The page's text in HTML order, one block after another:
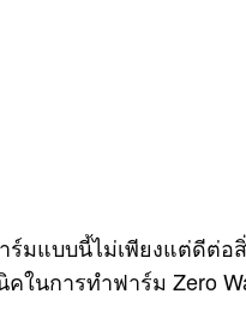
ร์มแบบนี้ไม่เพียงแต่ดีต่อ
นการทำฟาร์ม Zero